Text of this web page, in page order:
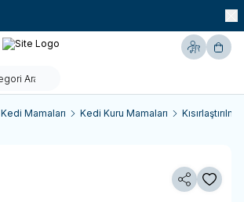
Hesabım
Kedi Mamaları Kedi Kuru Mamaları
Paylaş